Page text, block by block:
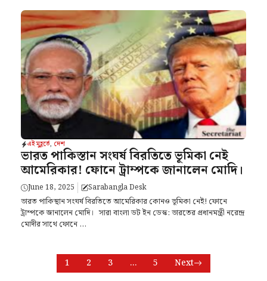
এই মুহূর্তে, দেশ
ভারত পাকিস্তান সংঘর্ষ বিরতিতে ভূমিকা নেই
আমেরিকার! ফোনে ট্রাম্পকে জানালেন মোদি।
June 18, 2025 Sarabangla Desk
ভারত পাকিস্থান সংঘর্ষ বিরতিতে আমেরিকার কোনও ভূমিকা নেই! ফোনে
ট্রাম্পকে জানালেন মোদি। সারা বাংলা ডট ইন ডেস্ক: ভারতের প্রধানমন্ত্রী নরেন্দ্র
মোদীর সাথে ফোনে ...
1 2 3 … 5 Next